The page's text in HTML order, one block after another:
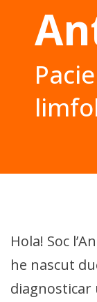
Hola! Soc
he nascut
diagnosticar